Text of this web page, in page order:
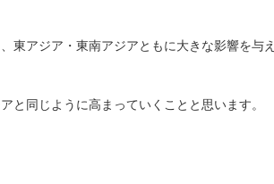
東アジア・東南アジアともに大きな影響を与え
と同じように高まっていくことと思います。